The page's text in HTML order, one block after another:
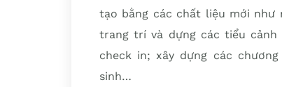
tạo bằng các chất liệu mới như
trang trí và dựng các tiểu cảnh
check in; xây dựng các
sinh…